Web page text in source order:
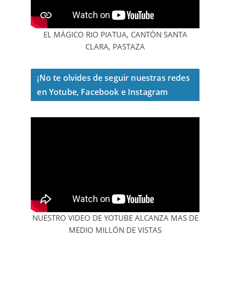
EL MÁGICO RIO PIATUA, CANTÓN SANTA
CLARA, PASTAZA
¡No te olvides de seguir nuestras redes
en Yotube, Facebook e Instagram
NUESTRO VIDEO DE YOTUBE ALCANZA MAS DE
MEDIO MILLÓN DE VISTAS